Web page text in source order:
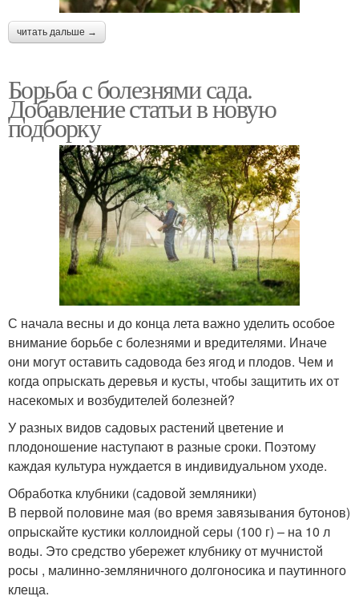
читать дальше →
Борьба с болезнями сада.
Добавление статьи в новую
подборку
С начала весны и до конца лета важно уделить особое
внимание борьбе с болезнями и вредителями. Иначе
они могут оставить садовода без ягод и плодов. Чем и
когда опрыскать деревья и кусты, чтобы защитить их от
насекомых и возбудителей болезней?
У разных видов садовых растений цветение и
плодоношение наступают в разные сроки. Поэтому
каждая культура нуждается в индивидуальном уходе.
Обработка клубники (садовой земляники)
В первой половине мая (во время завязывания бутонов)
опрыскайте кустики коллоидной серы (100 г) – на 10 л
воды. Это средство убережет клубнику от мучнистой
росы , малинно-земляничного долгоносика и паутинного
клеща.